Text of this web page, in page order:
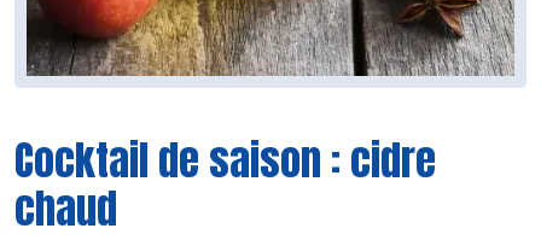
Cocktail de saison : cidre
chaud